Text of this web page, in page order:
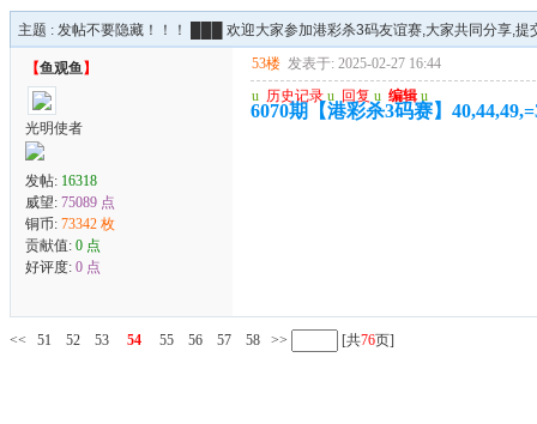
主题 : 发帖不要隐藏！！！ ███ 欢迎大家参加港彩杀3码友谊赛,大家共同分享,
【鱼观鱼】
光明使者
发帖: 16318
威望: 75089 点
铜币: 73342 枚
贡献值: 0 点
好评度: 0 点
53楼 发表于: 2025-02-27 16:44
u 历史记录 u 回复 u 编辑 u
6070期【港彩杀3码赛】
<< 51 52 53 54 55 56 57 58 >> [共76页]